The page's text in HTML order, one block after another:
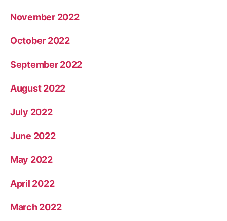
November 2022
October 2022
September 2022
August 2022
July 2022
June 2022
May 2022
April 2022
March 2022